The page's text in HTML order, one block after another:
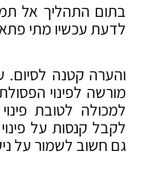
בתום התהליך אל
לדעת עכשיו מתי
והערה קטנה לסיום.
מורשה לפינוי
למכולה לטובת
לקבל קנסות על
גם חשוב לשמור על